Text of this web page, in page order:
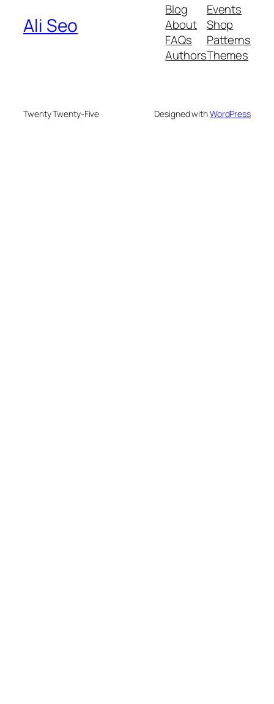
Ali Seo
Blog
About
FAQs
Authors
Events
Shop
Patterns
Themes
Twenty Twenty-Five Designed withWordPress